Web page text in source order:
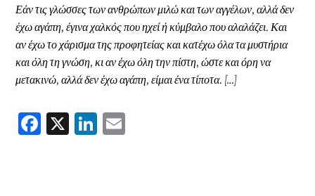
Εάν τις γλώσσες των ανθρώπων μιλώ και των αγγέλων, αλλά δεν
έχω αγάπη, έγινα χαλκός που ηχεί ή κύμβαλο που αλαλάζει. Και
αν έχω το χάρισμα της προφητείας και κατέχω όλα τα μυστήρια
και όλη τη γνώση, κι αν έχω όλη την πίστη, ώστε και όρη να
μετακινώ, αλλά δεν έχω αγάπη, είμαι ένα τίποτα. […]
F
ac
X Li
nk